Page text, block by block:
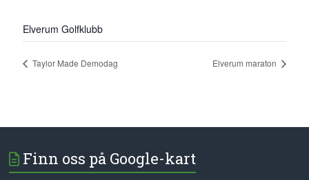
Elverum Golfklubb
Taylor Made Demodag Elverum maraton
Finn oss på Google-kart